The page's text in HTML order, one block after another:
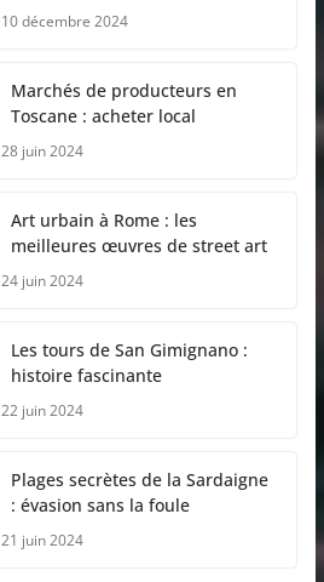
10 décembre 2024
Marchés de producteurs en
Toscane : acheter local
28 juin 2024
Art urbain à Rome : les
meilleures œuvres de street art
24 juin 2024
Les tours de San Gimignano :
histoire fascinante
22 juin 2024
Plages secrètes de la Sardaigne
: évasion sans la foule
21 juin 2024